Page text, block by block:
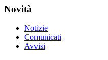
Novità
Notizie
Comunicati
Avvisi